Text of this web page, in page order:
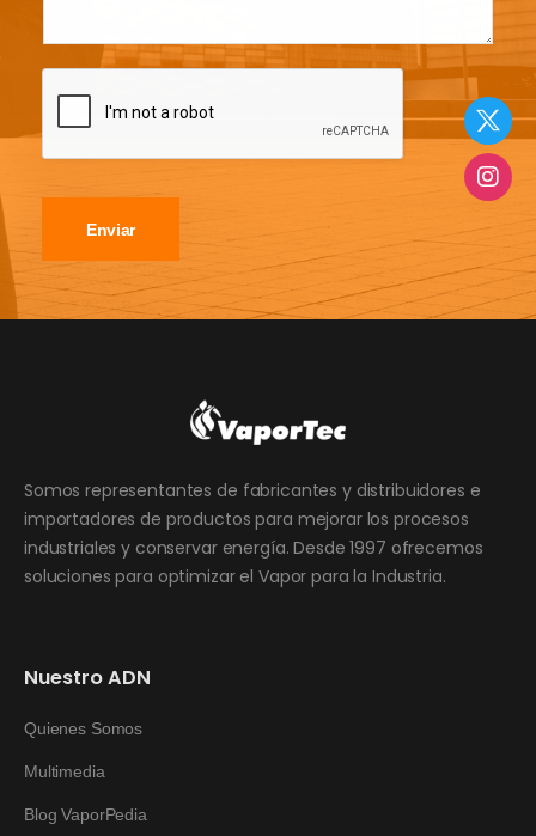
Enviar
Somos representantes de fabricantes y distribuidores e
importadores de productos para mejorar los procesos
industriales y conservar energía. Desde 1997 ofrecemos
soluciones para optimizar el Vapor para la Industria.
Nuestro ADN
Quienes Somos
Multimedia
Blog VaporPedia